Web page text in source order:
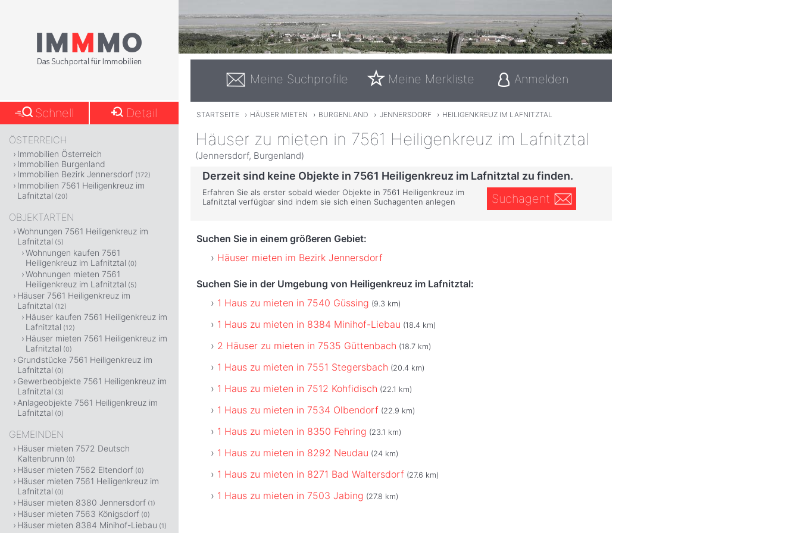
Meine Suchprofile Meine Merkliste Anmelden
STARTSEITE › HÄUSER MIETEN › BURGENLAND › JENNERSDORF › HEILIGENKREUZ IM LAFNITZTAL
Häuser zu mieten in 7561 Heiligenkreuz im Lafnitztal
(Jennersdorf, Burgenland)
Derzeit sind keine Objekte in 7561 Heiligenkreuz im Lafnitztal zu finden.
Erfahren Sie als erster sobald wieder Objekte in 7561 Heiligenkreuz im
Lafnitztal verfügbar sind indem sie sich einen Suchagenten anlegen
Suchagent
Suchen Sie in einem größeren Gebiet:
Häuser mieten im Bezirk Jennersdorf
Suchen Sie in der Umgebung von Heiligenkreuz im Lafnitztal:
1 Haus zu mieten in 7540 Güssing (9.3 km)
1 Haus zu mieten in 8384 Minihof-Liebau (18.4 km)
2 Häuser zu mieten in 7535 Güttenbach (18.7 km)
1 Haus zu mieten in 7551 Stegersbach (20.4 km)
1 Haus zu mieten in 7512 Kohfidisch (22.1 km)
1 Haus zu mieten in 7534 Olbendorf (22.9 km)
1 Haus zu mieten in 8350 Fehring (23.1 km)
1 Haus zu mieten in 8292 Neudau (24 km)
1 Haus zu mieten in 8271 Bad Waltersdorf (27.6 km)
1 Haus zu mieten in 7503 Jabing (27.8 km)
Schnell Detail
ÖSTERREICH
Immobilien Österreich
Immobilien Burgenland
Immobilien Bezirk Jennersdorf (172)
Immobilien 7561 Heiligenkreuz im
Lafnitztal (20)
OBJEKTARTEN
Wohnungen 7561 Heiligenkreuz im
Lafnitztal (5)
Wohnungen kaufen 7561
Heiligenkreuz im Lafnitztal (0)
Wohnungen mieten 7561
Heiligenkreuz im Lafnitztal (5)
Häuser 7561 Heiligenkreuz im
Lafnitztal (12)
Häuser kaufen 7561 Heiligenkreuz im
Lafnitztal (12)
Häuser mieten 7561 Heiligenkreuz im
Lafnitztal (0)
Grundstücke 7561 Heiligenkreuz im
Lafnitztal (0)
Gewerbeobjekte 7561 Heiligenkreuz im
Lafnitztal (3)
Anlageobjekte 7561 Heiligenkreuz im
Lafnitztal (0)
GEMEINDEN
Häuser mieten 7572 Deutsch
Kaltenbrunn (0)
Häuser mieten 7562 Eltendorf (0)
Häuser mieten 7561 Heiligenkreuz im
Lafnitztal (0)
Häuser mieten 8380 Jennersdorf (1)
Häuser mieten 7563 Königsdorf (0)
Häuser mieten 8384 Minihof-Liebau (1)